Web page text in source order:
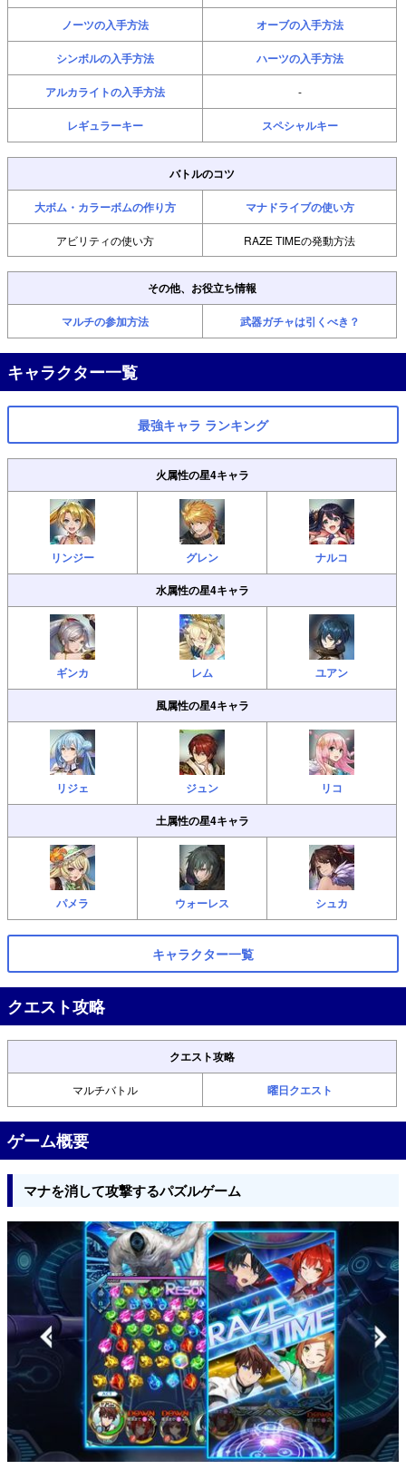
ノーツの入手方法 オーブの入手方法
シンボルの入手方法 ハーツの入手方法
アルカライトの入手方法 -
レギュラーキー スペシャルキー
バトルのコツ
大ボム・カラーボムの作り方 マナドライブの使い方
アビリティの使い方 RAZE TIMEの発動方法
その他、お役立ち情報
マルチの参加方法 武器ガチャは引くべき？
キャラクター一覧
最強キャラ ランキング
火属性の星4キャラ
リンジー グレン
ナルコ
水属性の星4キャラ
ギンカ レム
ユアン
風属性の星4キャラ
リジェ ジュン
リコ
土属性の星4キャラ
パメラ ウォーレス シュカ
キャラクター一覧
クエスト攻略
クエスト攻略
マルチバトル 曜日クエスト
ゲーム概要
マナを消して攻撃するパズルゲーム